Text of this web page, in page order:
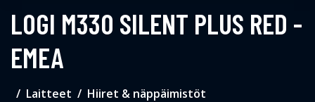
LOGI M330 SILENT PLUS RED -
EMEA
Laitteet Hiiret & näppäimistöt